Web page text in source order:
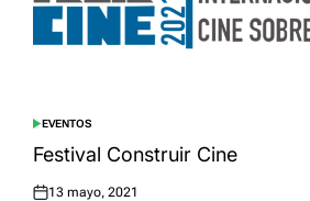
POSTED
IN
EVENTOS
Festival Construir Cine
13 mayo, 2021